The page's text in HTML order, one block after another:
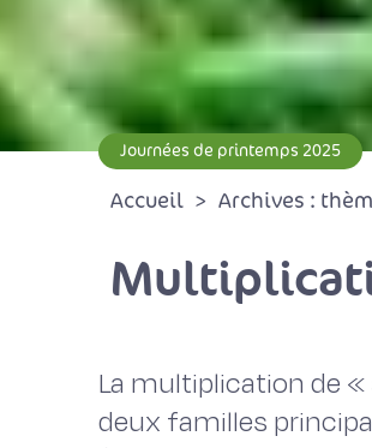
Journées de printemps 2025
Accueil Archives :
La multiplication de
deux familles